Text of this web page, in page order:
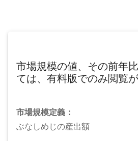
市場規模の値、その前年
ては、有料版でのみ閲覧が
市場規模定義：
ぶなしめじの産出額